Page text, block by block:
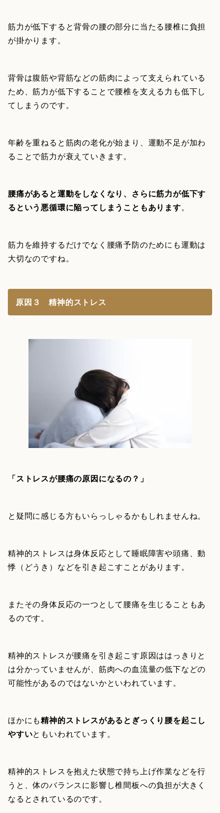
筋力が低下すると背骨の腰の部分に当たる腰椎に負担
が掛かります。
背骨は腹筋や背筋などの筋肉によって支えられている
ため、筋力が低下することで腰椎を支える力も低下し
てしまうのです。
年齢を重ねると筋肉の老化が始まり、運動不足が加わ
ることで筋力が衰えていきます。
腰痛があると運動をしなくなり、さらに筋力が低下す
るという悪循環に陥ってしまうこともあります。
筋力を維持するだけでなく腰痛予防のためにも運動は
大切なのですね。
原因３ 精神的ストレス
「ストレスが腰痛の原因になるの？」
と疑問に感じる方もいらっしゃるかもしれませんね。
精神的ストレスは身体反応として睡眠障害や頭痛、動
悸（どうき）などを引き起こすことがあります。
またその身体反応の一つとして腰痛を生じることもあ
るのです。
精神的ストレスが腰痛を引き起こす原因ははっきりと
は分かっていませんが、筋肉への血流量の低下などの
可能性があるのではないかといわれています。
ほかにも精神的ストレスがあるとぎっくり腰を起こし
やすいともいわれています。
精神的ストレスを抱えた状態で持ち上げ作業などを行
うと、体のバランスに影響し椎間板への負担が大きく
なるとされているのです。